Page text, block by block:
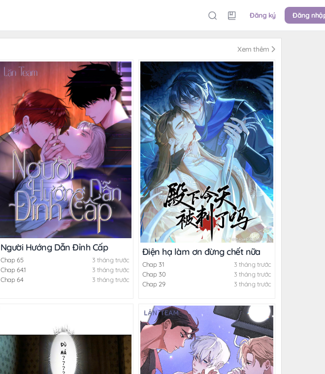
Đăng ký Đăng
Xem thêm
Người Hướng Dẫn Đỉnh Cấp
Chap 65
3 tháng trước
Chap 64.1
3 tháng trước
Chap 64
3 tháng trước
Điện hạ làm ơn đừng chết nữa
Chap 31
3 tháng trước
Chap 30
3 tháng trước
Chap 29
3 tháng trước